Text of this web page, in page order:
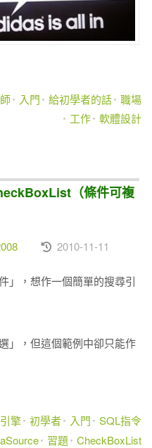
入門 給初學者的話 職場
工作 軟體設計
（條件可複
2010-11-11
」，想作一個簡單的搜尋引
」，但這個範例中卻只能作
擎 初學者 入門
SQL指令
習題 CheckBoxList